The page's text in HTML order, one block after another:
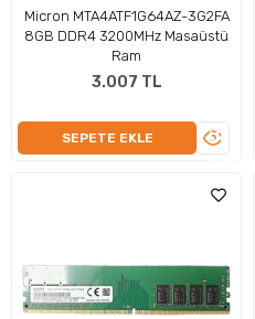
Micron MTA4ATF1G64AZ-3G2FA
8GB DDR4 3200MHz Masaüstü
Ram
3.007 TL
SEPETE EKLE
ÜRÜNÜ